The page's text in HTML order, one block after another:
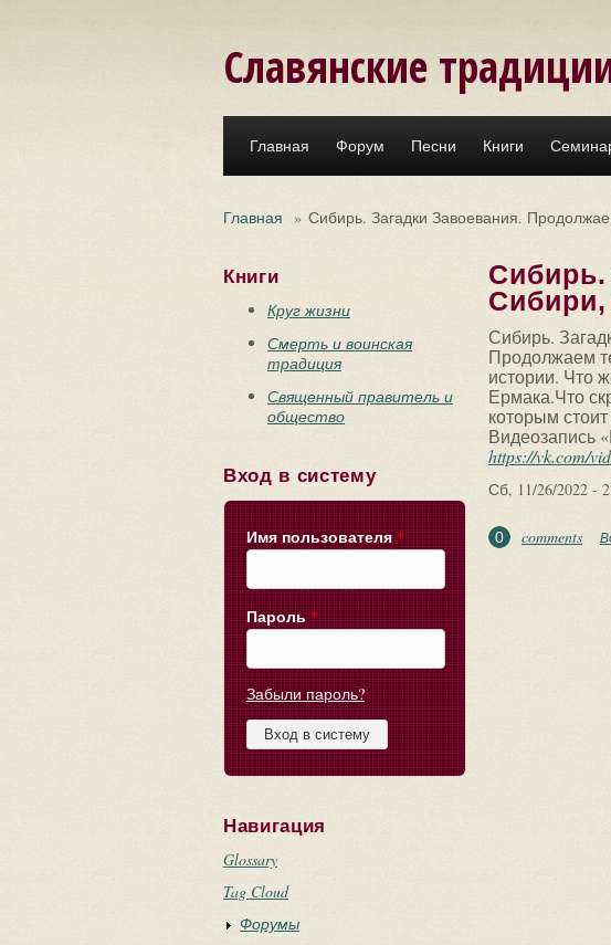
Славянские
Главная Форум Песни Книги
Главная » Сибирь. Загадки Завоевания.
Книги
Круг жизни
Смерть и воинская
традиция
Священный правитель и
общество
Вход в систему
Имя пользователя *
Пароль *
Забыли пароль?
Навигация
Glossary
Tag Cloud
Форумы
Сибирь.
Продолжаем
истории. Что
Ермака.Что
которым
Видеозапись
https://vk.com/
Сб, 11/26/2022 -
0 comments